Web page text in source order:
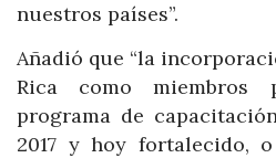
nuestros países”.
Añadió que “la
Rica como miembros
programa de
2017 y hoy fortalecido,